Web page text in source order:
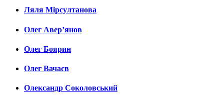
Ляля Мірсултанова
Олег Авер’янов
Олег Боярин
Олег Вачаєв
Олександр Соколовський